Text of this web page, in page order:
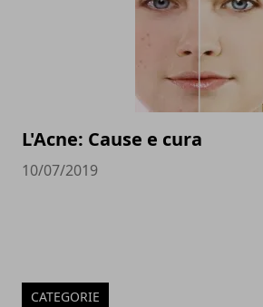
L'Acne: Cause e cura
10/07/2019
CATEGORIE